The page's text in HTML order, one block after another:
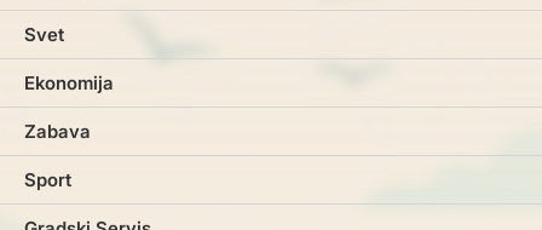
Svet
Ekonomija
Zabava
Sport